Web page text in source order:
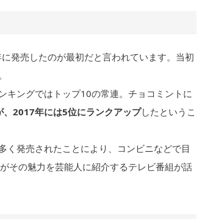
発売したのが最初だと言われています。当初
キングではトップ10の常連。チョコミントに
2017年には5位にランクアップしたというこ
発売されたことにより、コンビニなどで目
その魅力を芸能人に紹介するテレビ番組が話